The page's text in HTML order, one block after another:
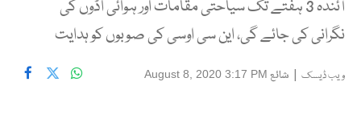
آئندہ 3 ہفتے تک سیاحتی مقامات اور ہوائی اڈوں کی
نگرانی کی جائے گی، این سی اوسی کی صوبوں کو ہدایت
ویب ڈیسک | شائع August 8, 2020 3:17 PM